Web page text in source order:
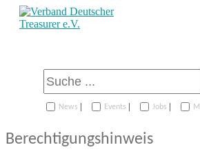
News | Events | Jobs |
Berechtigungshinweis